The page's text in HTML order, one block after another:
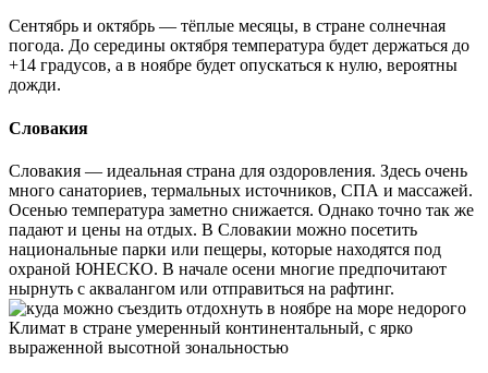
Сентябрь и октябрь — тёплые месяцы, в стране солнечная
погода. До середины октября температура будет держаться до
+14 градусов, а в ноябре будет опускаться к нулю, вероятны
дожди.
Словакия
Словакия — идеальная страна для оздоровления. Здесь очень
много санаториев, термальных источников, СПА и массажей.
Осенью температура заметно снижается. Однако точно так же
падают и цены на отдых. В Словакии можно посетить
национальные парки или пещеры, которые находятся под
охраной ЮНЕСКО. В начале осени многие предпочитают
нырнуть с аквалангом или отправиться на рафтинг.
Климат в стране умеренный континентальный, с ярко
выраженной высотной зональностью